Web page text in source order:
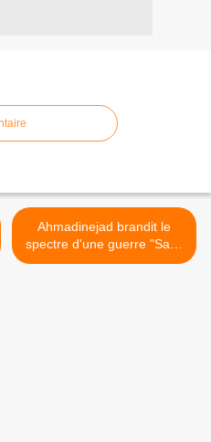
Ahmadinejad brandit le
spectre d'une guerre "Sans
limite" avec les Etats unis